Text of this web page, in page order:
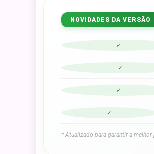
NOVIDADES DA VERSÃO
✓
✓
✓
✓
* Atualizado para garantir a